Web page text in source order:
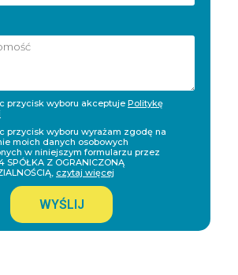
przycisk wyboru akceptuje Politykę
przycisk wyboru wyrażam zgodę na
moich danych osobowych
w niniejszym formularzu przez
SPÓŁKA Z OGRANICZONĄ
czytaj więcej
WYŚLIJ